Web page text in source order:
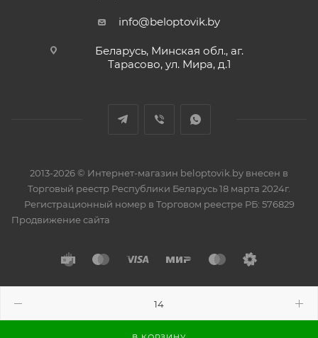
info@beloptovik.by
Беларусь, Минская обл., аг.
Тарасово, ул. Мира, д.1
2013-2026 © Интернет-магазин beloptovik.by внесен в
Торговый реестр Республики Беларусь 18 марта 2024г.
Регистрационный номер в Торговом реестре РБ: 576829
Продвижение сайта
Разработано в